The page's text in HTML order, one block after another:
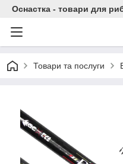
Оснастка - товари для
Товари та послуги